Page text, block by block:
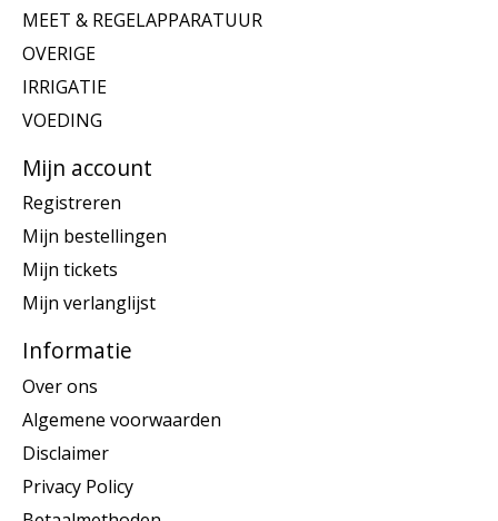
MEET & REGELAPPARATUUR
OVERIGE
IRRIGATIE
VOEDING
Mijn account
Registreren
Mijn bestellingen
Mijn tickets
Mijn verlanglijst
Informatie
Over ons
Algemene voorwaarden
Disclaimer
Privacy Policy